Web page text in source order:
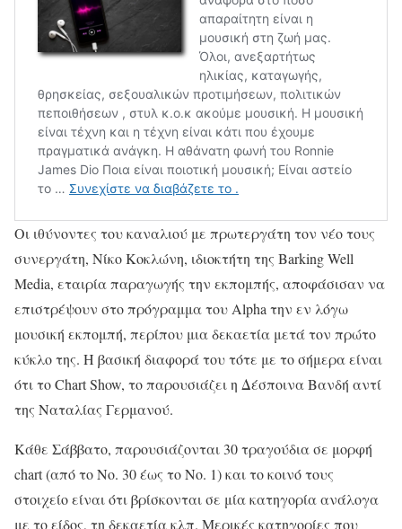
Οι ιθύνοντες του καναλιού με πρωτεργάτη τον νέο τους
συνεργάτη, Νίκο Κοκλώνη, ιδιοκτήτη της Barking Well
Media, εταιρία παραγωγής την εκπομπής, αποφάσισαν να
επιστρέψουν στο πρόγραμμα του Alpha την εν λόγω
μουσική εκπομπή, περίπου μια δεκαετία μετά τον πρώτο
κύκλο της. Η βασική διαφορά του τότε με το σήμερα είναι
ότι το Chart Show, το παρουσιάζει η Δέσποινα Βανδή αντί
της Ναταλίας Γερμανού.
Κάθε Σάββατο, παρουσιάζονται 30 τραγούδια σε μορφή
chart (από το Νο. 30 έως το Νο. 1) και το κοινό τους
στοιχείο είναι ότι βρίσκονται σε μία κατηγορία ανάλογα
με το είδος, τη δεκαετία κλπ. Μερικές κατηγορίες που